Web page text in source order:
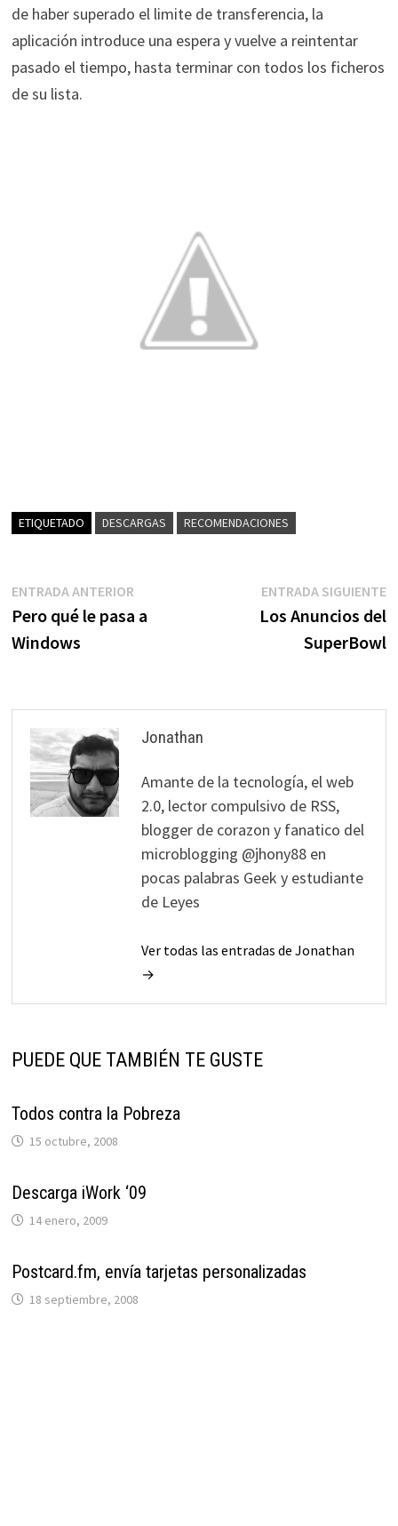
de haber superado el limite de transferencia, la
aplicación introduce una espera y vuelve a reintentar
pasado el tiempo, hasta terminar con todos los ficheros
de su lista.
ETIQUETADO DESCARGAS RECOMENDACIONES
Navegación
de
ENTRADA ANTERIOREntrada
anterior:
Pero qué le pasa a
Windows
ENTRADA SIGUIENTE
Los Anuncios del
SuperBowl
Jonathan
Amante de la tecnología, el web
2.0, lector compulsivo de RSS,
blogger de corazon y fanatico del
microblogging @jhony88 en
pocas palabras Geek y estudiante
de Leyes
Ver todas las entradas de Jonathan
→
PUEDE QUE TAMBIÉN TE GUSTE
Todos contra la Pobreza
15 octubre, 2008
Descarga iWork ‘09
14 enero, 2009
Postcard.fm, envía tarjetas personalizadas
18 septiembre, 2008